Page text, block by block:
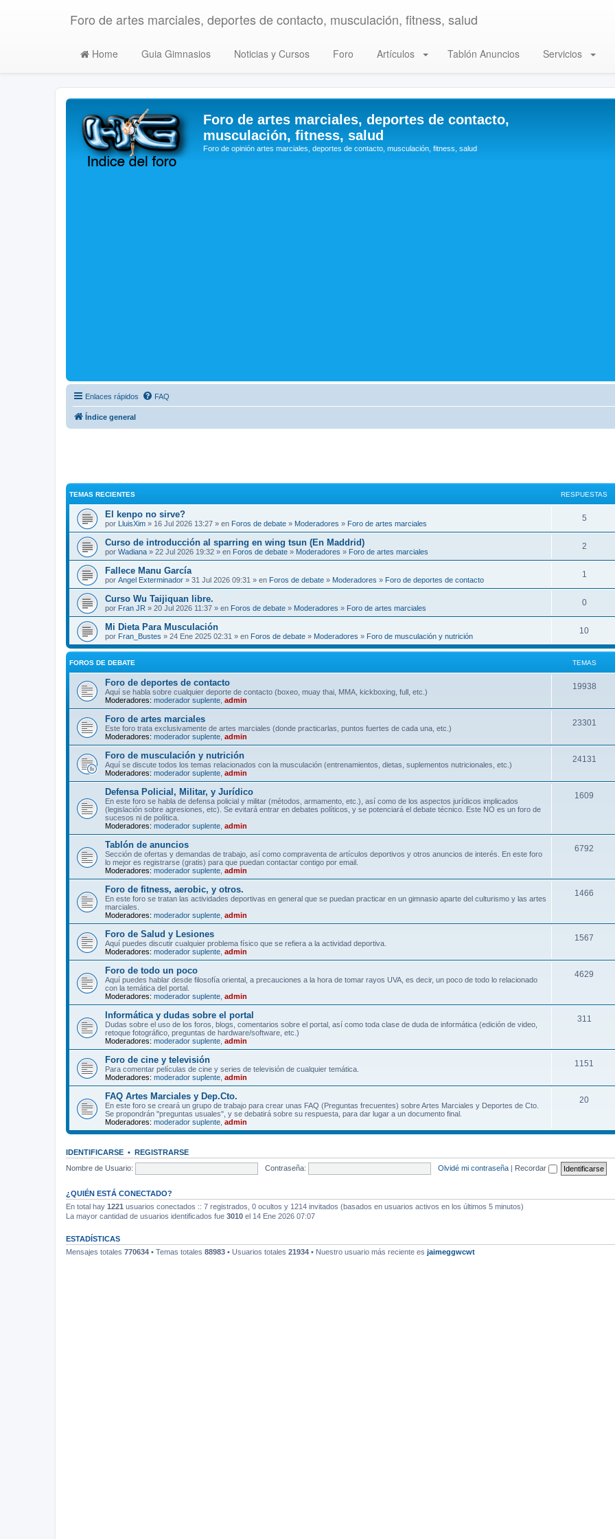
Foro de artes marciales, deportes de contacto, musculación, fitness, salud
Home Guia Gimnasios Noticias y Cursos Foro Artículos Tablón Anuncios Servicios
Foro de artes marciales, deportes de contacto,
musculación, fitness, salud
Foro de opinión artes marciales, deportes de contacto, musculación, fitness, salud
Enlaces rápidos FAQ
Índice general
TEMAS RECIENTES RESPUESTAS
El kenpo no sirve?
por LluisXim » 16 Jul 2026 13:27 » en Foros de debate » Moderadores » Foro de artes marciales
5
Curso de introducción al sparring en wing tsun (En Maddrid)
por Wadiana » 22 Jul 2026 19:32 » en Foros de debate » Moderadores » Foro de artes marciales
2
Fallece Manu García
por Angel Exterminador » 31 Jul 2026 09:31 » en Foros de debate » Moderadores » Foro de deportes de contacto
1
Curso Wu Taijiquan libre.
por Fran JR » 20 Jul 2026 11:37 » en Foros de debate » Moderadores » Foro de artes marciales
0
Mi Dieta Para Musculación
por Fran_Bustes » 24 Ene 2025 02:31 » en Foros de debate » Moderadores » Foro de musculación y nutrición
10
FOROS DE DEBATE TEMAS
Foro de deportes de contacto
Aquí se habla sobre cualquier deporte de contacto (boxeo, muay thai, MMA, kickboxing, full, etc.)
Moderadores: moderador suplente admin
19938
Foro de artes marciales
Este foro trata exclusivamente de artes marciales (donde practicarlas, puntos fuertes de cada una, etc.)
Moderadores: moderador suplente admin
23301
Foro de musculación y nutrición
Aquí se discute todos los temas relacionados con la musculación (entrenamientos, dietas, suplementos nutricionales, etc.)
Moderadores: moderador suplente admin
24131
Defensa Policial, Militar, y Jurídico
En este foro se habla de defensa policial y militar (métodos, armamento, etc.), así como de los aspectos jurídicos implicados
(legislación sobre agresiones, etc). Se evitará entrar en debates políticos, y se potenciará el debate técnico. Este NO es un foro de
sucesos ni de política.
Moderadores: moderador suplente admin
1609
Tablón de anuncios
Sección de ofertas y demandas de trabajo, así como compraventa de artículos deportivos y otros anuncios de interés. En este foro
lo mejor es registrarse (gratis) para que puedan contactar contigo por email.
Moderadores: moderador suplente admin
6792
Foro de fitness, aerobic, y otros.
En este foro se tratan las actividades deportivas en general que se puedan practicar en un gimnasio aparte del culturismo y las artes
marciales.
Moderadores: moderador suplente admin
1466
Foro de Salud y Lesiones
Aquí puedes discutir cualquier problema físico que se refiera a la actividad deportiva.
Moderadores: moderador suplente admin
1567
Foro de todo un poco
Aquí puedes hablar desde filosofía oriental, a precauciones a la hora de tomar rayos UVA, es decir, un poco de todo lo relacionado
con la temática del portal.
Moderadores: moderador suplente admin
4629
Informática y dudas sobre el portal
Dudas sobre el uso de los foros, blogs, comentarios sobre el portal, así como toda clase de duda de informática (edición de video,
retoque fotográfico, preguntas de hardware/software, etc.)
Moderadores: moderador suplente admin
311
Foro de cine y televisión
Para comentar películas de cine y series de televisión de cualquier temática.
Moderadores: moderador suplente admin
1151
FAQ Artes Marciales y Dep.Cto.
En este foro se creará un grupo de trabajo para crear unas FAQ (Preguntas frecuentes) sobre Artes Marciales y Deportes de Cto.
Se propondrán "preguntas usuales", y se debatirá sobre su respuesta, para dar lugar a un documento final.
Moderadores: moderador suplente admin
20
IDENTIFICARSE • REGISTRARSE
Nombre de Usuario:
Contraseña: Olvidé mi contraseña | Recordar
¿QUIÉN ESTÁ CONECTADO?
En total hay 1221 usuarios conectados :: 7 registrados, 0 ocultos y 1214 invitados (basados en usuarios activos en los últimos 5 minutos)
La mayor cantidad de usuarios identificados fue 3010 el 14 Ene 2026 07:07
ESTADÍSTICAS
Mensajes totales 770634 • Temas totales 88983 • Usuarios totales 21934 • Nuestro usuario más reciente es jaimeggwcwt